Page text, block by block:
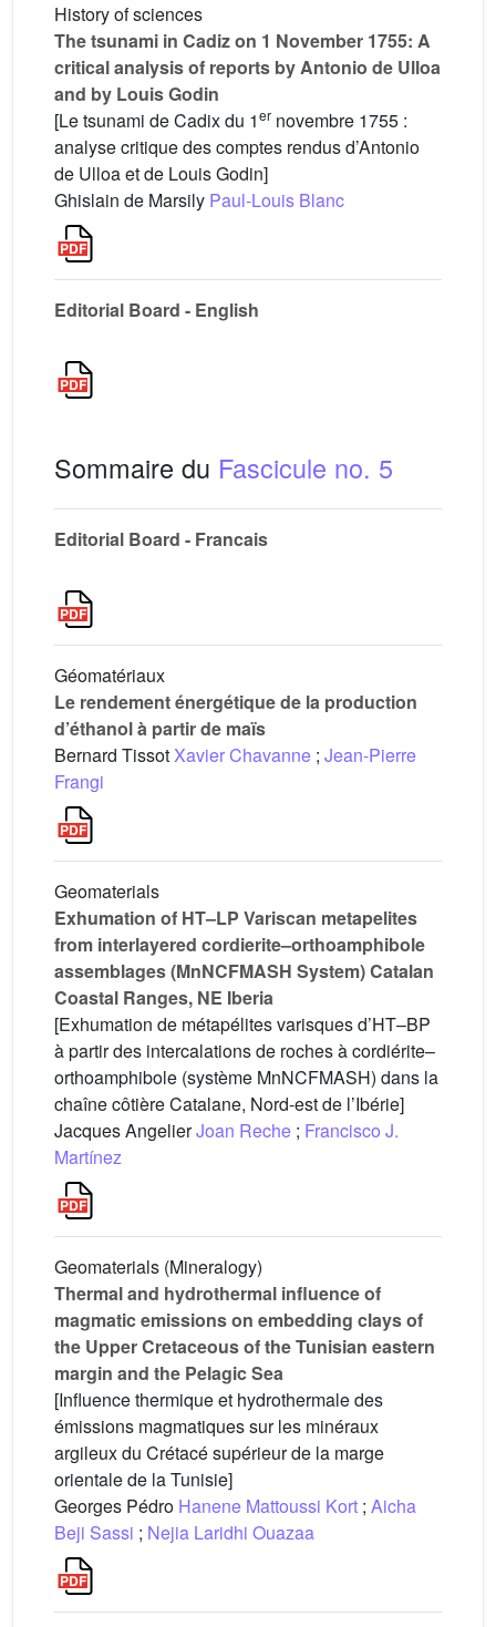
History of sciences
The tsunami in Cadiz on 1 November 1755: A
critical analysis of reports by Antonio de Ulloa
and by Louis Godin
[Le tsunami de Cadix du 1er novembre 1755 :
analyse critique des comptes rendus d’Antonio
de Ulloa et de Louis Godin]
Ghislain de Marsily Paul-Louis Blanc
Editorial Board - English
Sommaire du Fascicule no. 5
Editorial Board - Francais
Géomatériaux
Le rendement énergétique de la production
d’éthanol à partir de maïs
Bernard TissotXavier Chavanne ; Jean-Pierre
Frangi
Geomaterials
Exhumation of HT–LP Variscan metapelites
from interlayered cordierite–orthoamphibole
assemblages (MnNCFMASH System) Catalan
Coastal Ranges, NE Iberia
[Exhumation de métapélites varisques d’HT–BP
à partir des intercalations de roches à cordiérite–
orthoamphibole (système MnNCFMASH) dans la
chaîne côtière Catalane, Nord-est de l’Ibérie]
Jacques AngelierJoan Reche ; Francisco J.
Martínez
Geomaterials (Mineralogy)
Thermal and hydrothermal influence of
magmatic emissions on embedding clays of
the Upper Cretaceous of the Tunisian eastern
margin and the Pelagic Sea
[Influence thermique et hydrothermale des
émissions magmatiques sur les minéraux
argileux du Crétacé supérieur de la marge
orientale de la Tunisie]
Georges Pédro Hanene Mattoussi Kort ; Aicha
Beji Sassi ; Nejia Laridhi Ouazaa